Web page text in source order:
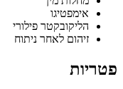
אימפטיגו
הליקובקטר פילורי
זיהום לאחר ניתוח
פטריות